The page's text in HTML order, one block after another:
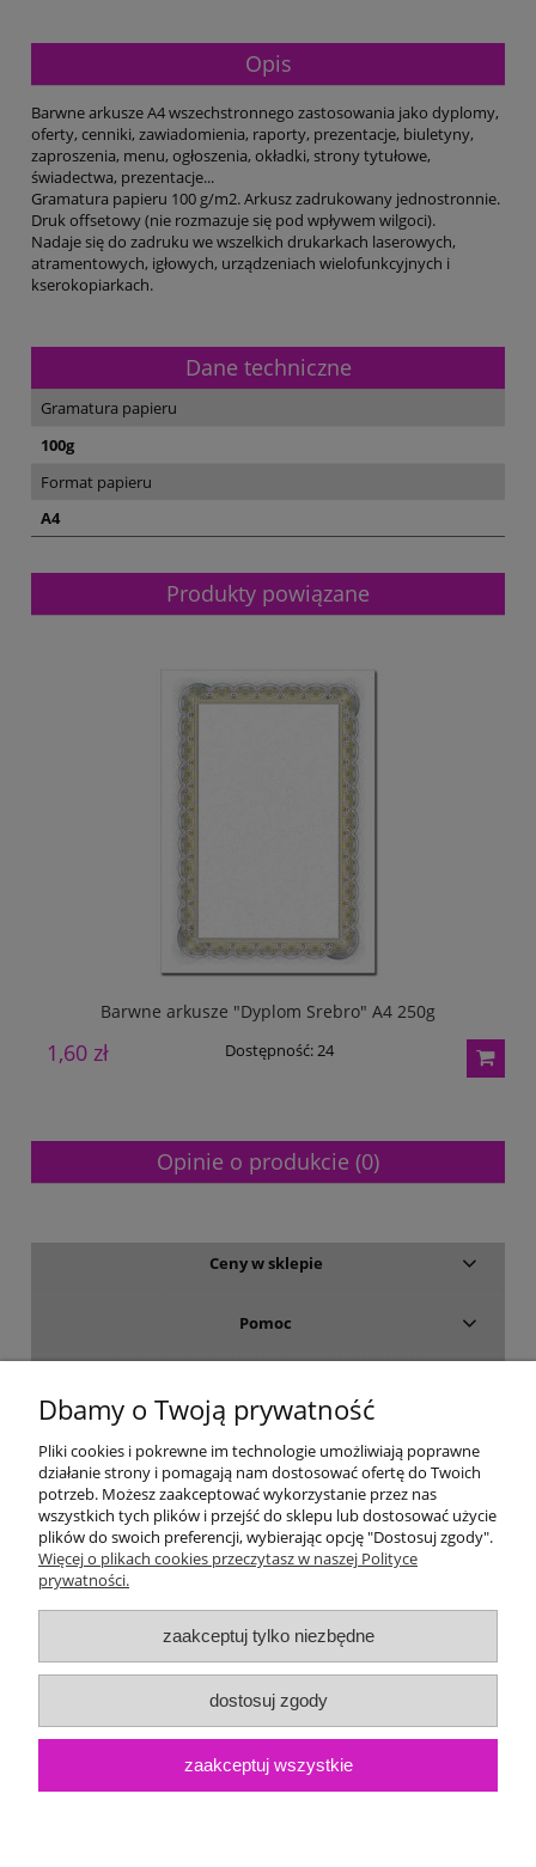
Opis
Barwne arkusze A4 wszechstronnego zastosowania jako dyplomy,
oferty, cenniki, zawiadomienia, raporty, prezentacje, biuletyny,
zaproszenia, menu, ogłoszenia, okładki, strony tytułowe,
świadectwa, prezentacje...
Gramatura papieru 100 g/m2. Arkusz zadrukowany jednostronnie.
Druk offsetowy (nie rozmazuje się pod wpływem wilgoci).
Nadaje się do zadruku we wszelkich drukarkach laserowych,
atramentowych, igłowych, urządzeniach wielofunkcyjnych i
kserokopiarkach.
Dane techniczne
Gramatura papieru
100g
Format papieru
A4
Produkty powiązane
Barwne arkusze "Dyplom Srebro" A4 250g
1,60 zł Dostępność:24
Opinie o produkcie (0)
Ceny w sklepie
Pomoc
Moje konto
Gwarancja i zwroty
O firmie
Dbamy o Twoją prywatność
Pliki cookies i pokrewne im technologie umożliwiają poprawne
działanie strony i pomagają nam dostosować ofertę do Twoich
potrzeb. Możesz zaakceptować wykorzystanie przez nas
wszystkich tych plików i przejść do sklepu lub dostosować użycie
plików do swoich preferencji, wybierając opcję "Dostosuj zgody".
Więcej o plikach cookies przeczytasz w naszej Polityce
prywatności.
zaakceptuj tylko niezbędne
dostosuj zgody
zaakceptuj wszystkie